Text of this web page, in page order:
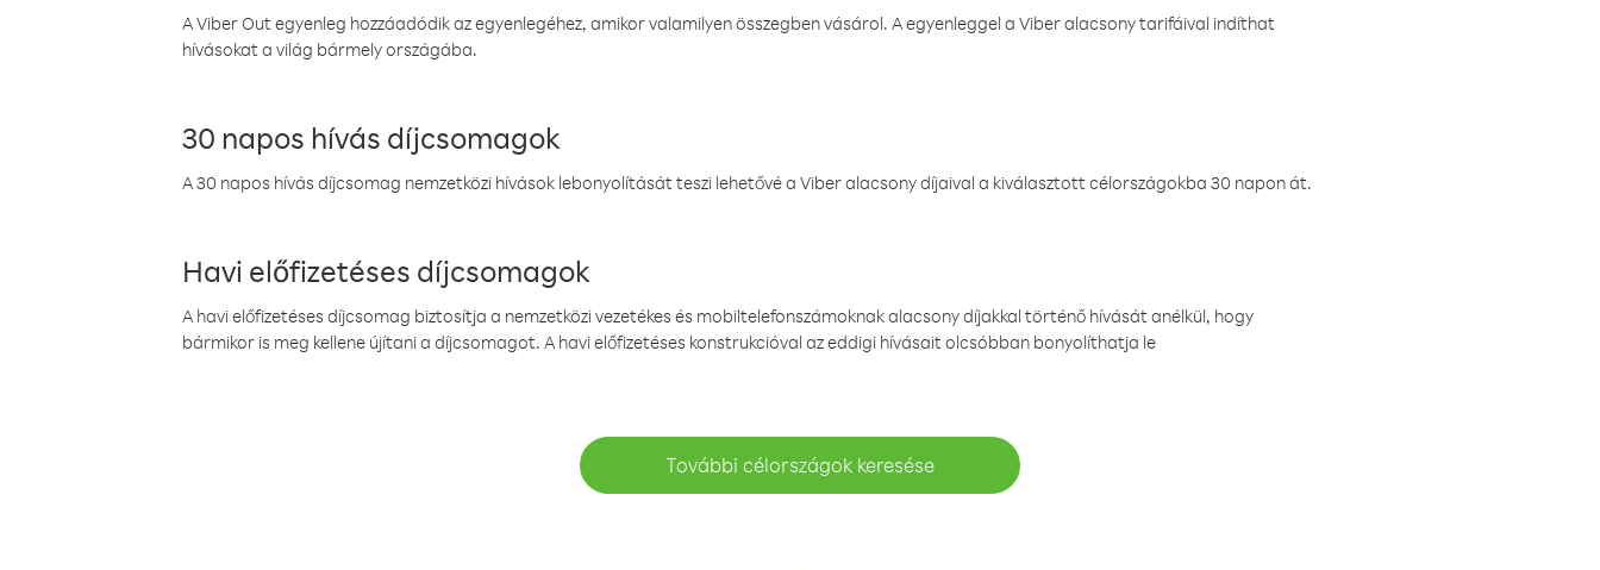
A Viber Out egyenleg hozzáadódik az egyenlegéhez, amikor valamilyen összegben vásárol. A egyenleggel a Viber alacsony tarifáival indíthat
hívásokat a világ bármely országába.
30 napos hívás díjcsomagok
A 30 napos hívás díjcsomag nemzetközi hívások lebonyolítását teszi lehetővé a Viber alacsony díjaival a kiválasztott célországokba 30 napon át.
Havi előfizetéses díjcsomagok
A havi előfizetéses díjcsomag biztosítja a nemzetközi vezetékes és mobiltelefonszámoknak alacsony díjakkal történő hívását anélkül, hogy
bármikor is meg kellene újítani a díjcsomagot. A havi előfizetéses konstrukcióval az eddigi hívásait olcsóbban bonyolíthatja le
További célországok keresése